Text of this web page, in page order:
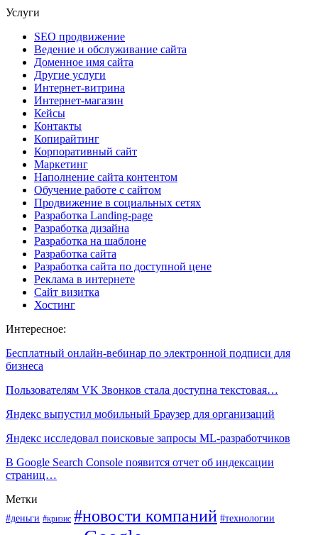
Услуги
SEO продвижение
Ведение и обслуживание сайта
Доменное имя сайта
Другие услуги
Интернет-витрина
Интернет-магазин
Кейсы
Контакты
Копирайтинг
Корпоративный сайт
Маркетинг
Наполнение сайта контентом
Обучение работе с сайтом
Продвижение в социальных сетях
Разработка Landing-page
Разработка дизайна
Разработка на шаблоне
Разработка сайта
Разработка сайта по доступной цене
Реклама в интернете
Сайт визитка
Хостинг
Интересное:
Бесплатный онлайн-вебинар по электронной подписи для
бизнеса
Пользователям VK Звонков стала доступна текстовая…
Яндекс выпустил мобильный Браузер для организаций
Яндекс исследовал поисковые запросы ML-разработчиков
В Google Search Console появится отчет об индексации
страниц…
Метки
#деньги #кризис #новости компаний #технологии